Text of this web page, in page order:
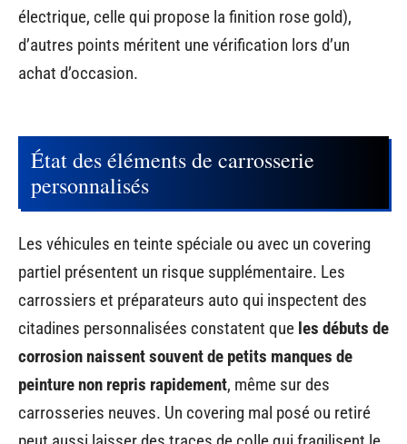
électrique, celle qui propose la finition rose gold),
d’autres points méritent une vérification lors d’un
achat d’occasion.
État des éléments de carrosserie
personnalisés
Les véhicules en teinte spéciale ou avec un covering
partiel présentent un risque supplémentaire. Les
carrossiers et préparateurs auto qui inspectent des
citadines personnalisées constatent que les débuts de
corrosion naissent souvent de petits manques de
peinture non repris rapidement, même sur des
carrosseries neuves. Un covering mal posé ou retiré